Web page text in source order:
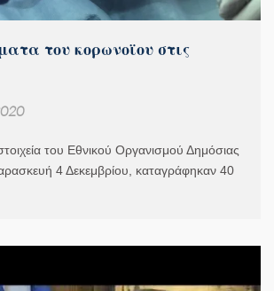
του κορωνοϊου στις
του Εθνικού Οργανισμού Δημόσιας
4 Δεκεμβρίου, καταγράφηκαν 40